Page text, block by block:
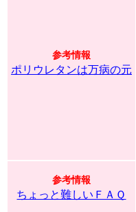
参考情報
ポリウレタンは万病の元
参考情報
ちょっと難しいＦＡＱ